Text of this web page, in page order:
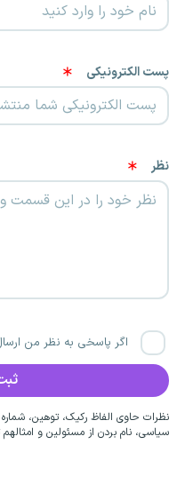
پست الکترونیکی
نظر
اگر پاسخی به نظر من
نظرات حاوی الفاظ رکیک، توهین،
سیاسی، نام بردن از مسئولین و